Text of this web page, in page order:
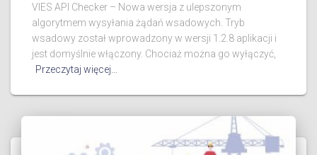
VIES API Checker – Nowa wersja z ulepszonym
algorytmem wysyłania żądań wsadowych. Tryb
wsadowy został wprowadzony w wersji 1.2.8 aplikacji i
jest domyślnie włączony. Chociaż można go wyłączyć,
Przeczytaj więcej…